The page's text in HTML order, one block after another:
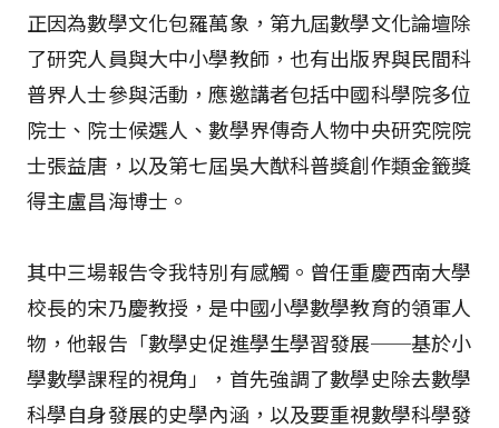
正因為數學文化包羅萬象，第九屆數學文化論壇除
了研究人員與大中小學教師，也有出版界與民間科
普界人士參與活動，應邀講者包括中國科學院多位
院士、院士候選人、數學界傳奇人物中央研究院院
士張益唐，以及第七屆吳大猷科普獎創作類金籤獎
得主盧昌海博士。
其中三場報告令我特別有感觸。曾任重慶西南大學
校長的宋乃慶教授，是中國小學數學教育的領軍人
物，他報告「數學史促進學生學習發展──基於小
學數學課程的視角」，首先強調了數學史除去數學
科學自身發展的史學內涵，以及要重視數學科學發